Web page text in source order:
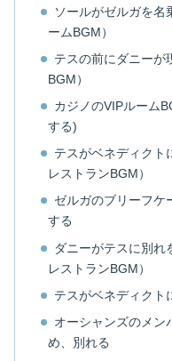
ソールがゼルガを名
ームBGM）
テスの前にダニーが
BGM）
カジノのVIPルーム
する)
テスがベネディクト
レストランBGM）
ゼルガのブリーフケ
する
ダニーがテスに別れ
レストランBGM）
テスがベネディクト
オーシャンズのメン
め、別れる